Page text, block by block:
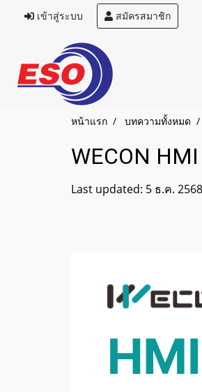
เข้าสู่ระบบ สมัครสมาชิก
หน้าแรก บทความทั้งหมด
WECON
Last updated: 5 ธ.ค. 2568